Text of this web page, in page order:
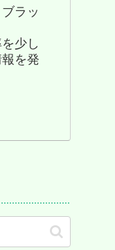
ラッ
少し
を発